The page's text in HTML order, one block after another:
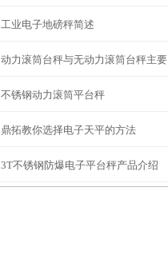
工业电子地磅秤简述
动力滚筒台秤与无动力滚筒台秤主要
区别
​不锈钢动力滚筒平台秤
鼎拓教你选择电子天平的方法
3T不锈钢防爆电子平台秤产品介绍